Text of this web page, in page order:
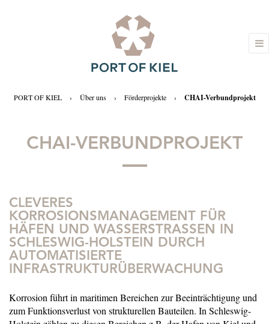
PORT OF KIEL › Über uns › Förderprojekte › CHAI-Verbundprojekt
CHAI-VERBUNDPROJEKT
CLEVERES
KORROSIONSMANAGEMENT FÜR
HÄFEN UND WASSERSTRASSEN IN S
CHLESWIG-HOLSTEIN DURCH A
UTOMATISIERTE I
NFRASTRUKTURÜBERWACHUNG
Korrosion führt in maritimen Bereichen zur Beeinträchtigung und
zum Funktionsverlust von strukturellen Bauteilen. In Schleswig-